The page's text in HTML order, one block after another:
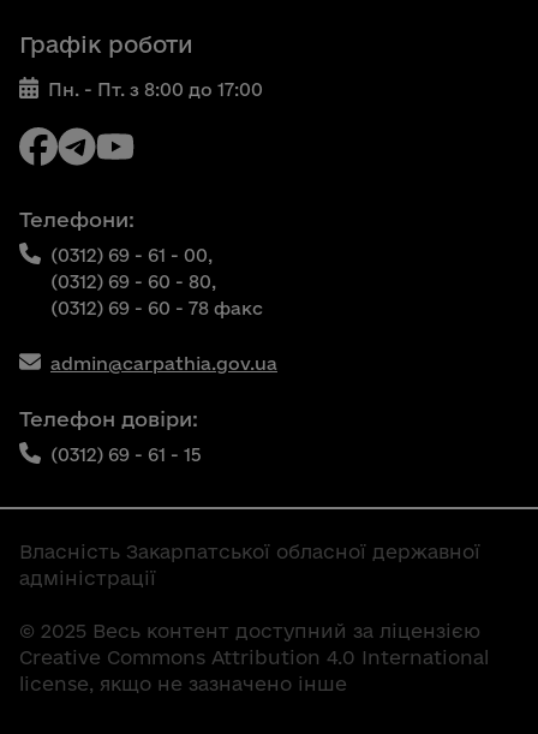
Графік роботи
Пн. - Пт. з 8:00 до 17:00
Телефони:
(0312) 69 - 61 - 00,
(0312) 69 - 60 - 80,
(0312) 69 - 60 - 78 факс
admin@carpathia.gov.ua
Телефон довіри:
(0312) 69 - 61 - 15
Власність Закарпатської обласної державної
адміністрації
© 2025 Весь контент доступний за ліцензією
Creative Commons Attribution 4.0 International
license, якщо не зазначено інше